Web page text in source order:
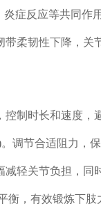
症反应等共同作用
柔韧性下降，关
制时长和速度，
调节合适阻力，保
轻关节负担，同
衡，有效锻炼下肢